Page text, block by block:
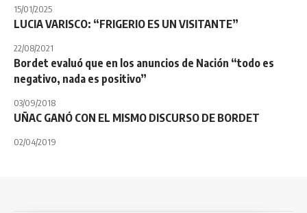
15/01/2025
LUCIA VARISCO: “FRIGERIO ES UN VISITANTE”
22/08/2021
Bordet evaluó que en los anuncios de Nación “todo es
negativo, nada es positivo”
03/09/2018
UÑAC GANÓ CON EL MISMO DISCURSO DE BORDET
02/04/2019